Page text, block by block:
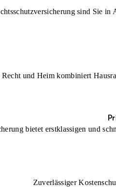
sind Sie
Recht und Heim kombiniert
bietet erstklassigen und
Zuverlässiger